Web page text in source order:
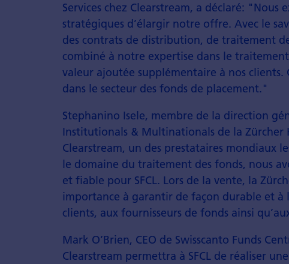
Services chez Clearstream, a déclaré: "Nous
stratégiques d’élargir notre offre. Avec le
des contrats de distribution, de traitement
combiné à notre expertise dans le
valeur ajoutée supplémentaire à nos
dans le secteur des fonds de placement."
Stephanino Isele, membre de la direction
Institutionals & Multinationals de la
Clearstream, un des prestataires mondiaux
le domaine du traitement des fonds, nous
et fiable pour SFCL. Lors de la vente, la
importance à garantir de façon durable et
clients, aux fournisseurs de fonds ainsi
Mark O’Brien, CEO de Swisscanto Funds
Clearstream permettra à SFCL de réaliser